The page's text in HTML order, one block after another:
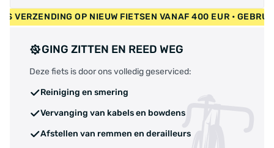
VERZENDING OP NIEUW FIETSEN VANAF 400 EUR •
GING ZITTEN EN REED WEG
Deze fiets is door ons volledig geserviced:
Reiniging en smering
Vervanging van kabels en bowdens
Afstellen van remmen en derailleurs